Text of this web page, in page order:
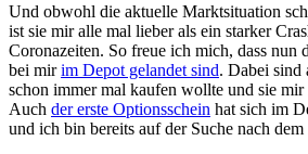
Und obwohl die aktuelle Marktsituation
ist sie mir alle mal lieber als ein starker
Coronazeiten. So freue ich mich, dass nun
bei mirim Depot gelandet sind. Dabei sind
schon immer mal kaufen wollte und sie mir
Auch der erste Optionsschein hat sich im
und ich bin bereits auf der Suche nach